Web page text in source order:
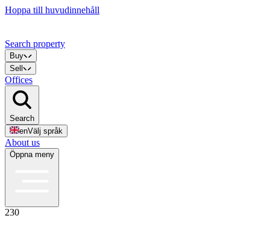
Hoppa till huvudinnehåll
Search property
Buy
Sell
Offices
Search
enVälj språk
About us
Öppna meny
230